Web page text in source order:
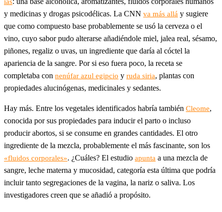
y medicinas y drogas psicodélicas. La CNN va más allá y sugiere
que como compuesto base probablemente se usó la cerveza o el
vino, cuyo sabor pudo alterarse añadiéndole miel, jalea real, sésamo,
piñones, regaliz o uvas, un ingrediente que daría al cóctel la
apariencia de la sangre. Por si eso fuera poco, la receta se
completaba con nenúfar azul egipcio y ruda siria, plantas con
propiedades alucinógenas, medicinales y sedantes.
Hay más. Entre los vegetales identificados habría también Cleome,
conocida por sus propiedades para inducir el parto o incluso
producir abortos, si se consume en grandes cantidades. El otro
ingrediente de la mezcla, probablemente el más fascinante, son los
«fluidos corporales». ¿Cuáles? El estudio apunta a una mezcla de
sangre, leche materna y mucosidad, categoría esta última que podría
incluir tanto segregaciones de la vagina, la nariz o saliva. Los
investigadores creen que se añadió a propósito.